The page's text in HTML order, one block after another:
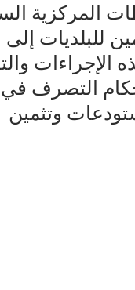
المركزية
للبلديات
الإجراءات
التصرف في
وتثمين